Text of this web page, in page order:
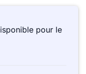
pour le